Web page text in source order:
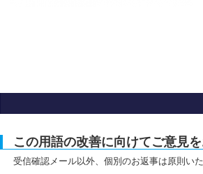
この用語の改善に向けてご意見を
受信確認メール以外、個別のお返事は原則い